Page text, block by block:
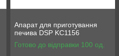
Апарат для приготування
печива DSP KC1156
Готово до відправки 100 од.